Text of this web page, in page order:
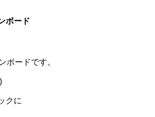
ボード
ボードです。
クに